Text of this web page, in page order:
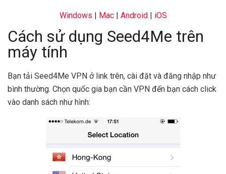
Windows Mac| Android iOS
Cách sử dụng Seed4Me trên
máy tính
Bạn tải Seed4Me VPN ở link trên, cài đặt và đăng nhập như
bình thường. Chọn quốc gia bạn cần VPN đến bạn cách click
vào danh sách như hình: